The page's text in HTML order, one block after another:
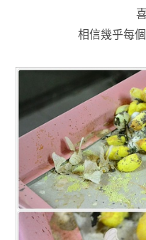
相信幾乎每